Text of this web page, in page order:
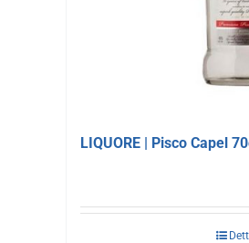
LIQUORE | Pisco Capel